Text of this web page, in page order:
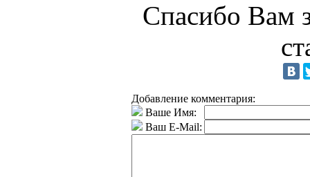
Спасибо Вам
Добавление комментария:
Ваше Имя:
Ваш E-Mail: